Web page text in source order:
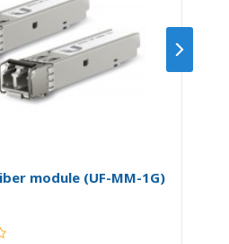
module (UF-MM-1G)